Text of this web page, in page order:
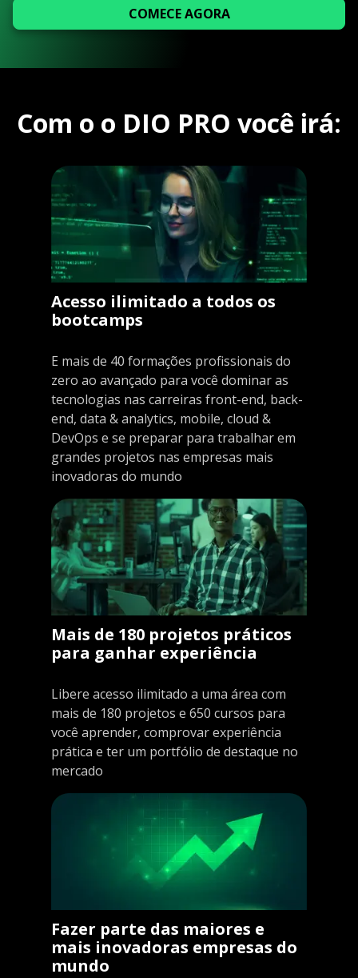
COMECE AGORA
Com o o DIO PRO você irá:
Acesso ilimitado a todos os
bootcamps
E mais de 40 formações profissionais do
zero ao avançado para você dominar as
tecnologias nas carreiras front-end, back-
end, data & analytics, mobile, cloud &
DevOps e se preparar para trabalhar em
grandes projetos nas empresas mais
inovadoras do mundo
Mais de 180 projetos práticos
para ganhar experiência
Libere acesso ilimitado a uma área com
mais de 180 projetos e 650 cursos para
você aprender, comprovar experiência
prática e ter um portfólio de destaque no
mercado
Fazer parte das maiores e
mais inovadoras empresas do
mundo